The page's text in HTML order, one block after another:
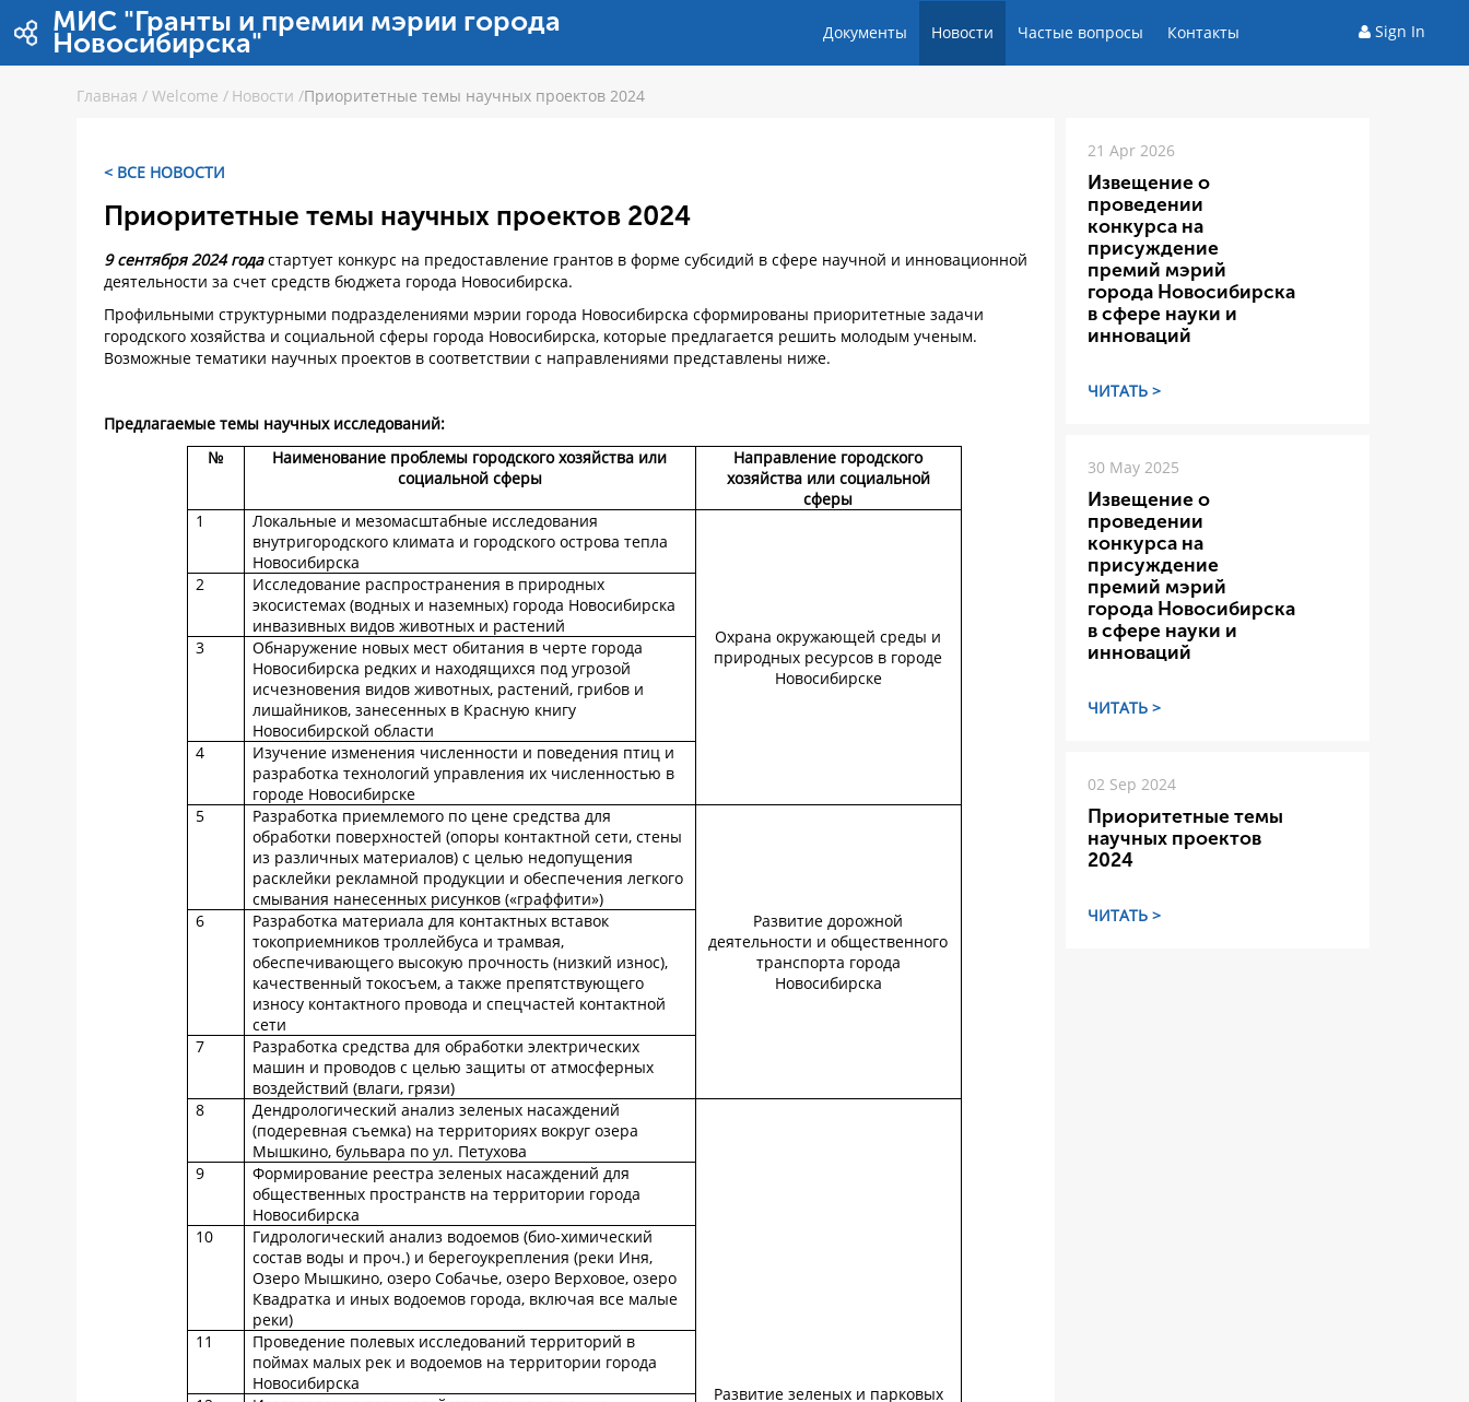
Skip to Content
МИС "Гранты и премии мэрии города
Новосибирска" Документы Новости Частые вопросы Контакты Sign In
Главная / Welcome / Новости /Приоритетные темы научных проектов 2024
< ВСЕ НОВОСТИ
Приоритетные темы научных проектов 2024
9 сентября 2024 годастартует конкурс на предоставление грантов в форме субсидий в сфере научной и инновационной
деятельности за счет средств бюджета города Новосибирска.
Профильными структурными подразделениями мэрии города Новосибирска сформированы приоритетные задачи
городского хозяйства и социальной сферы города Новосибирска, которые предлагается решить молодым ученым.
Возможные тематики научных проектов в соответствии с направлениями представлены ниже.
Предлагаемые темы научных исследований:
№
Наименование проблемы городского хозяйства или
социальной сферы
Направление городского
хозяйства или социальной
сферы
1
Локальные и мезомасштабные исследования
внутригородского климата и городского острова тепла
Новосибирска
Охрана окружающей среды и
природных ресурсов в городе
Новосибирске
2
Исследование распространения в природных
экосистемах (водных и наземных) города Новосибирска
инвазивных видов животных и растений
3
Обнаружение новых мест обитания в черте города
Новосибирска редких и находящихся под угрозой
исчезновения видов животных, растений, грибов и
лишайников, занесенных в Красную книгу
Новосибирской области
4
Изучение изменения численности и поведения птиц и
разработка технологий управления их численностью в
городе Новосибирске
5
Разработка приемлемого по цене средства для
обработки поверхностей (опоры контактной сети, стены
из различных материалов) с целью недопущения
расклейки рекламной продукции и обеспечения легкого
смывания нанесенных рисунков («граффити»)
Развитие дорожной
деятельности и общественного
транспорта города
Новосибирска
6
Разработка материала для контактных вставок
токоприемников троллейбуса и трамвая,
обеспечивающего высокую прочность (низкий износ),
качественный токосъем, а также препятствующего
износу контактного провода и спецчастей контактной
сети
7
Разработка средства для обработки электрических
машин и проводов с целью защиты от атмосферных
воздействий (влаги, грязи)
8
Дендрологический анализ зеленых насаждений
(подеревная съемка) на территориях вокруг озера
Мышкино, бульвара по ул. Петухова
Развитие зеленых и парковых
9
Формирование реестра зеленых насаждений для
общественных пространств на территории города
Новосибирска
10
Гидрологический анализ водоемов (био-химический
состав воды и проч.) и берегоукрепления (реки Иня,
Озеро Мышкино, озеро Собачье, озеро Верховое, озеро
Квадратка и иных водоемов города, включая все малые
реки)
11
Проведение полевых исследований территорий в
поймах малых рек и водоемов на территории города
Новосибирска
21 Apr 2026
Извещение о
проведении
конкурса на
присуждение
премий мэрий
города Новосибирска
в сфере науки и
инноваций
ЧИТАТЬ >
30 May 2025
Извещение о
проведении
конкурса на
присуждение
премий мэрий
города Новосибирска
в сфере науки и
инноваций
ЧИТАТЬ >
02 Sep 2024
Приоритетные темы
научных проектов
2024
ЧИТАТЬ >